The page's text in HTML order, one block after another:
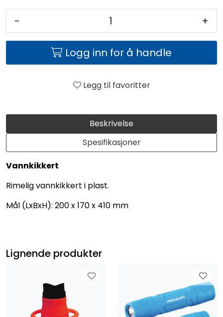
Beskrivelse
Spesifikasjoner
Vannkikkert
Rimelig vannkikkert i plast.
Mål (LxBxH): 200 x 170 x 410 mm
- +
Logg inn for å handle
Legg til favoritter
Lignende produkter